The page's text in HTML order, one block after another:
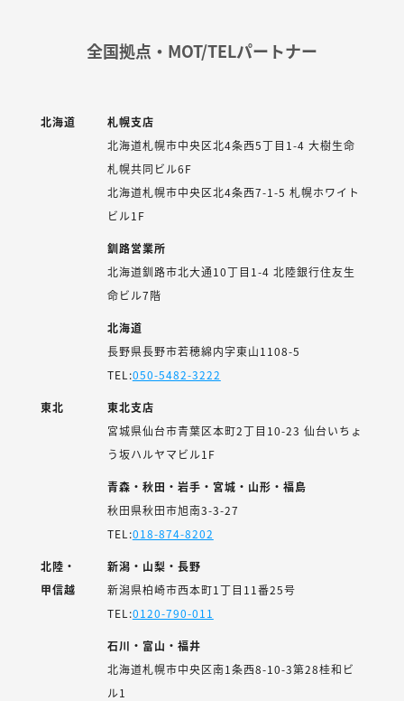
全国拠点・MOT/TELパートナー
北海道
札幌支店
北海道札幌市中央区北4条西5丁目1-4 大樹生命
札幌共同ビル6F
北海道札幌市中央区北4条西7-1-5 札幌ホワイト
ビル1F
釧路営業所
北海道釧路市北大通10丁目1-4 北陸銀行住友生
命ビル7階
北海道
長野県長野市若穂綿内字東山1108-5
TEL:050-5482-3222
東北
東北支店
宮城県仙台市青葉区本町2丁目10-23 仙台いちょ
う坂ハルヤマビル1F
青森・秋田・岩手・宮城・山形・福島
秋田県秋田市旭南3-3-27
TEL:018-874-8202
北陸・
甲信越
新潟・山梨・長野
新潟県柏崎市西本町1丁目11番25号
TEL:0120-790-011
石川・富山・福井
北海道札幌市中央区南1条西8-10-3第28桂和ビ
ル1